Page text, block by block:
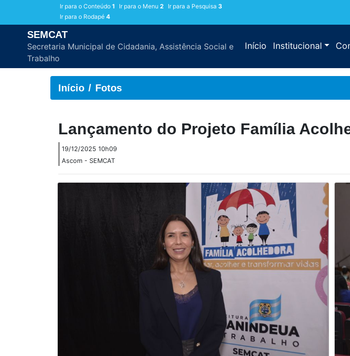
Ir para o Conteúdo 1 Ir para o Menu 2 Ir para a Pesquisa 3
Ir para o Rodapé 4
SEMCAT
Secretaria Municipal de Cidadania, Assistência Social e
Trabalho
Início Institucional
Início Fotos
Lançamento do Projeto Família
19/12/2025 10h09
Ascom - SEMCAT